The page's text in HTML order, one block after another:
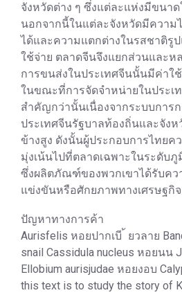
จังหวัดต่าง ๆ ซึ่งแต่ละแห่งมีขนา
นอกจากนี้ในแต่ละจังหวัดมีความ
ได้และความแตกต่างในรสชาติรู
ใช้จ่าย ตลาดจีนจึงแยกส่วนและ
การขนส่งในประเทศจีนนั้นมีค่าใ
ในขณะที่การจัดจำหน่ายในประเ
สำคัญกว่านั้นเนื่องจากระบบการ
ประเทศจีนรัฐบาลท้องถิ่นและจัง
ข้างสูง ดังนั้นผู้ประกอบการไทยค
มุ่งเน้นไปที่ตลาดเฉพาะในระดับ
ซึ่งผลิตภัณฑ์ของพวกเขาได้รับคว
แข่งขันหรือศักยภาพทางเศรษฐกิจ
ปัญหาทางการค้า
Aurisfelis หอยปากเบี ้ ยวลาย
snail Cassidula nucleus หอยนน
Ellobium aurisjudae หอยงอบ
this text is to study the story of